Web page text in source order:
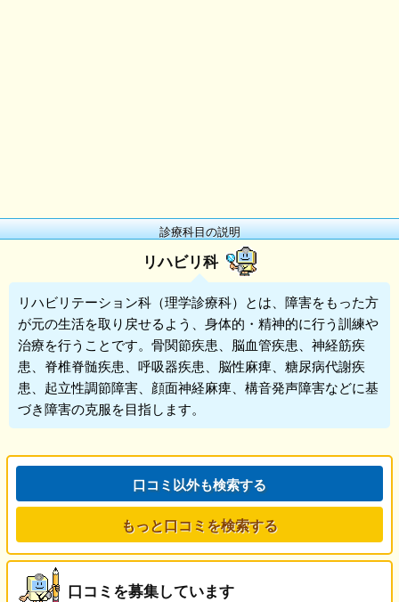
診療科目の説明
リハビリ科
リハビリテーション科 （理学診療科）とは、障害をもった方
が元の生活を取り戻せるよう、身体的・精神的に行う訓練や
治療を行うことです。骨関節疾患、脳血管疾患、神経筋疾
患、脊椎脊髄疾患、呼吸器疾患、脳性麻痺、糖尿病代謝疾
患、起立性調節障害、顔面神経麻痺、構音発声障害などに基
づき障害の克服を目指します。
口コミ以外も検索する
もっと口コミを検索する
口コミを募集しています